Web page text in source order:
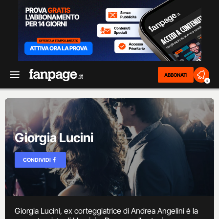
ABBONATI
2
Giorgia Lucini
CONDIVIDI
Giorgia Lucini, ex corteggiatrice di Andrea Angelini è la